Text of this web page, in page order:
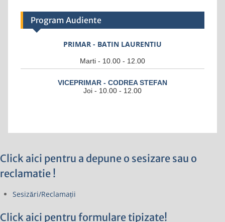
Program Audiente
PRIMAR - BATIN LAURENTIU
Marti - 10.00 - 12.00
VICEPRIMAR - CODREA STEFAN
Joi - 10.00 - 12.00
Click aici pentru a depune o sesizare sau o
reclamatie !
Sesizări/Reclamații
Click aici pentru formulare tipizate!